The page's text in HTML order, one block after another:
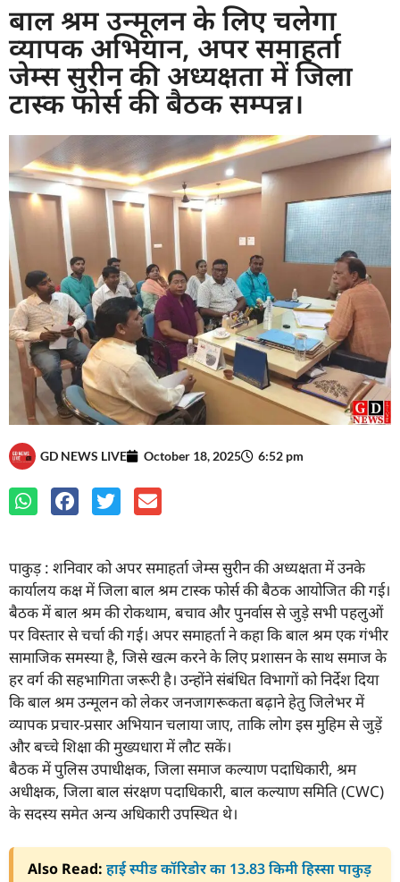
बाल श्रम उन्मूलन के लिए चलेगा
व्यापक अभियान, अपर समाहर्ता
जेम्स सुरीन की अध्यक्षता में जिला
टास्क फोर्स की बैठक सम्पन्न।
GD NEWS LIVE October 18, 2025 6:52 pm
पाकुड़ : शनिवार को अपर समाहर्ता जेम्स सुरीन की अध्यक्षता में उनके
कार्यालय कक्ष में जिला बाल श्रम टास्क फोर्स की बैठक आयोजित की गई।
बैठक में बाल श्रम की रोकथाम, बचाव और पुनर्वास से जुड़े सभी पहलुओं
पर विस्तार से चर्चा की गई। अपर समाहर्ता ने कहा कि बाल श्रम एक गंभीर
सामाजिक समस्या है, जिसे खत्म करने के लिए प्रशासन के साथ समाज के
हर वर्ग की सहभागिता जरूरी है। उन्होंने संबंधित विभागों को निर्देश दिया
कि बाल श्रम उन्मूलन को लेकर जनजागरूकता बढ़ाने हेतु जिलेभर में
व्यापक प्रचार-प्रसार अभियान चलाया जाए, ताकि लोग इस मुहिम से जुड़ें
और बच्चे शिक्षा की मुख्यधारा में लौट सकें।
बैठक में पुलिस उपाधीक्षक, जिला समाज कल्याण पदाधिकारी, श्रम
अधीक्षक, जिला बाल संरक्षण पदाधिकारी, बाल कल्याण समिति (CWC)
के सदस्य समेत अन्य अधिकारी उपस्थित थे।
Also Read: हाई स्पीड कॉरिडोर का 13.83 किमी हिस्सा पाकुड़